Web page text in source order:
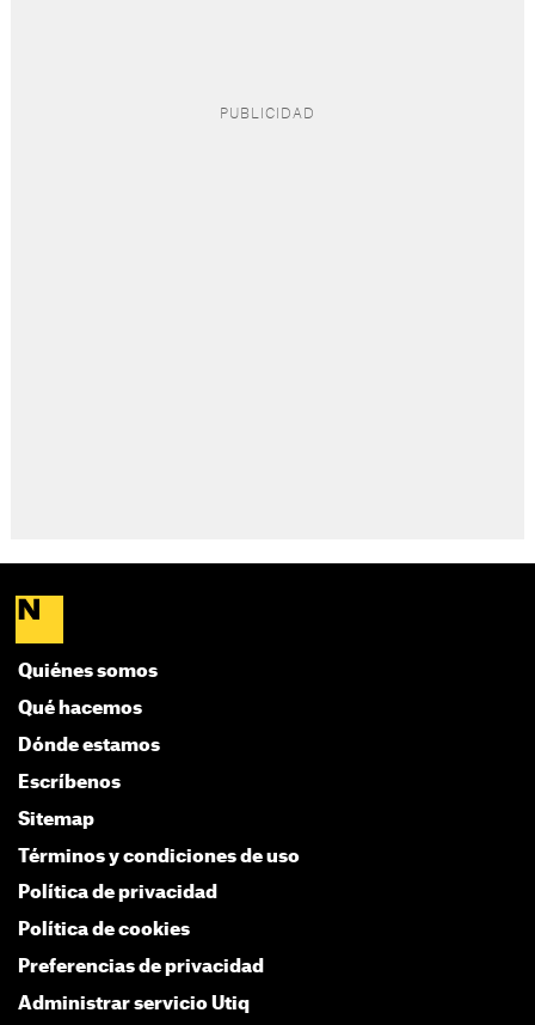
Quiénes somos
Qué hacemos
Dónde estamos
Escríbenos
Sitemap
Términos y condiciones de uso
Política de privacidad
Política de cookies
Preferencias de privacidad
Administrar servicio Utiq